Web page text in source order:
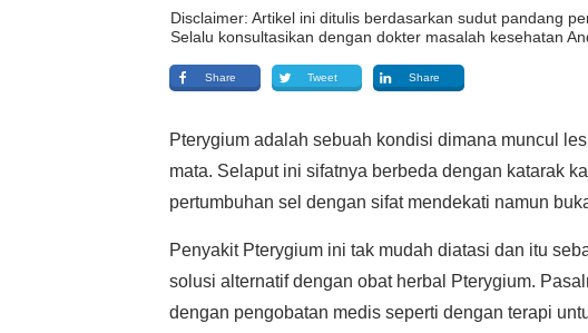
Disclaimer: Artikel ini ditulis berdasarkan sudut pandang
Selalu konsultasikan dengan dokter masalah kesehatan
Share Tweet Share
Pterygium adalah sebuah kondisi dimana muncul
mata. Selaput ini sifatnya berbeda dengan katarak
pertumbuhan sel dengan sifat mendekati namun
Penyakit Pterygium ini tak mudah diatasi dan itu
solusi alternatif dengan obat herbal Pterygium.
dengan pengobatan medis seperti dengan terapi